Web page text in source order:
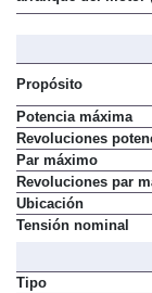
Propósito
Potencia máxima
Revoluciones
Par máximo
Revoluciones par
Ubicación
Tensión nominal
Tipo